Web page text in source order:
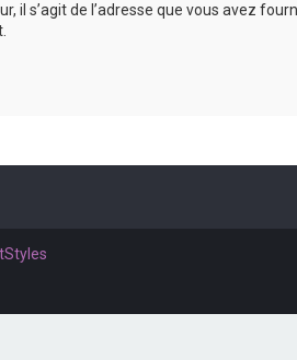
il s’agit de l’adresse que vous avez